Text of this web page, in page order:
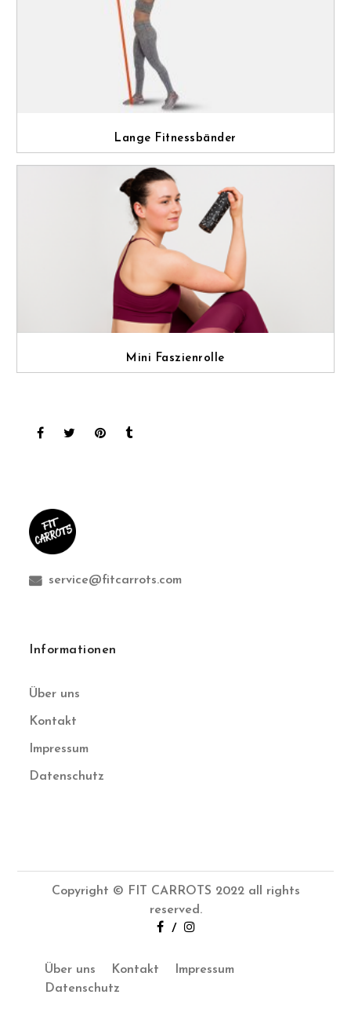
Lange Fitnessbänder
Mini Faszienrolle
service@fitcarrots.com
Informationen
Über uns
Kontakt
Impressum
Datenschutz
Copyright © FIT CARROTS 2022 all rights
reserved.
/
Über uns Kontakt
Impressum
Datenschutz